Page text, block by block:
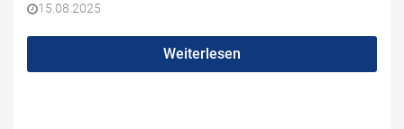
15.08.2025
Weiterlesen